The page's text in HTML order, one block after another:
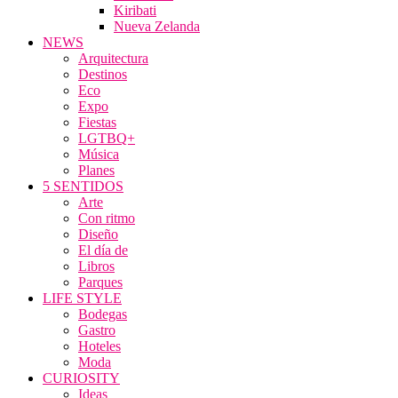
Kiribati
Nueva Zelanda
NEWS
Arquitectura
Destinos
Eco
Expo
Fiestas
LGTBQ+
Música
Planes
5 SENTIDOS
Arte
Con ritmo
Diseño
El día de
Libros
Parques
LIFE STYLE
Bodegas
Gastro
Hoteles
Moda
CURIOSITY
Ideas